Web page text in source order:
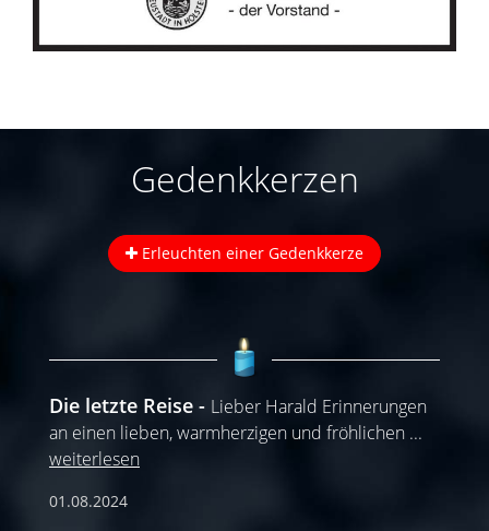
Gedenkkerzen
Erleuchten einer Gedenkkerze
Die letzte Reise
Lieber Harald Erinnerungen
an einen lieben, warmherzigen und fröhlichen ...
weiterlesen
01.08.2024